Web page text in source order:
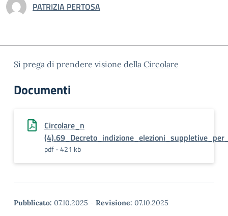
PATRIZIA PERTOSA
Si prega di prendere visione della Circolare
Documenti
Circolare_n
pdf - 421 kb
Pubblicato: 07.10.2025 - Revisione: 07.10.2025